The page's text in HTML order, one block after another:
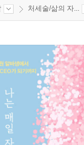
처세술/삶의 자...